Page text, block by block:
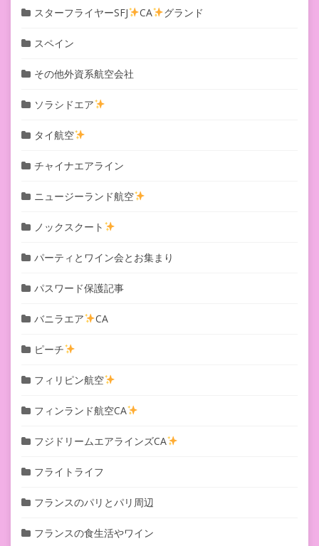
スターフライヤーSFJ CA グランド
スペイン
その他外資系航空会社
ソラシドエア
タイ航空
チャイナエアライン
ニュージーランド航空
ノックスクート
パーティとワイン会とお集まり
パスワード保護記事
バニラエア CA
ピーチ
フィリピン航空
フィンランド航空CA
フジドリームエアラインズCA
フライトライフ
フランスのパリとパリ周辺
フランスの食生活やワイン